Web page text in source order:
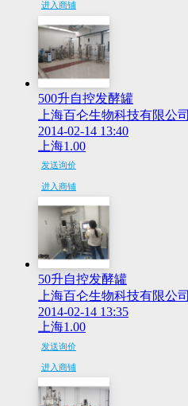
进入商铺
500升自控发酵罐
上海百仑生物科技有限公司
2014-02-14 13:40
上海1.00
发送询价
进入商铺
50升自控发酵罐
上海百仑生物科技有限公司
2014-02-14 13:35
上海1.00
发送询价
进入商铺